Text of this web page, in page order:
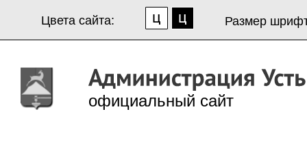
Цвета сайта: Размер
официальный сайт